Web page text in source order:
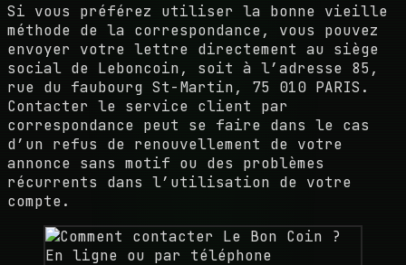
Si vous préférez utiliser la bonne vieille
méthode de la correspondance, vous pouvez
envoyer votre lettre directement au siège
social de Leboncoin, soit à l’adresse 85,
rue du faubourg St-Martin, 75 010 PARIS.
Contacter le service client par
correspondance peut se faire dans le cas
d’un refus de renouvellement de votre
annonce sans motif ou des problèmes
récurrents dans l’utilisation de votre
compte.